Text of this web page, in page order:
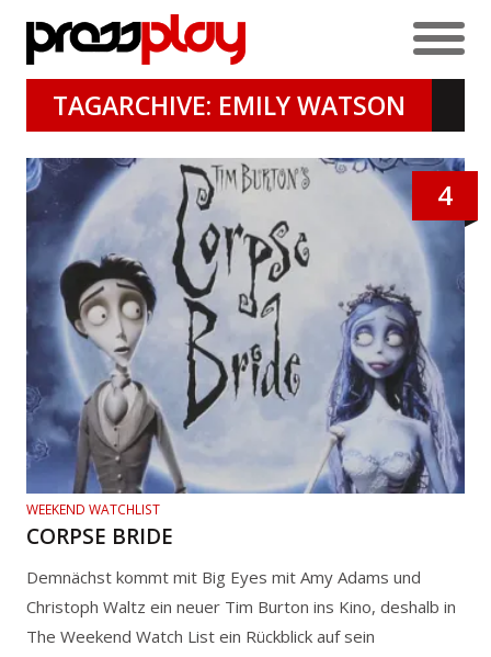
TAGARCHIVE: EMILY WATSON
4
WEEKEND WATCHLIST
CORPSE BRIDE
Demnächst kommt mit Big Eyes mit Amy Adams und
Christoph Waltz ein neuer Tim Burton ins Kino, deshalb in
The Weekend Watch List ein Rückblick auf sein